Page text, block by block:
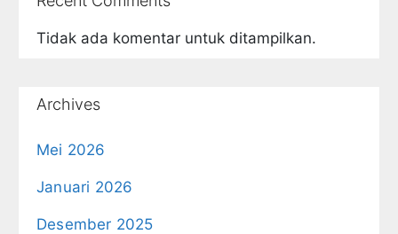
Tidak ada komentar untuk ditampilkan.
Archives
Mei 2026
Januari 2026
Desember 2025